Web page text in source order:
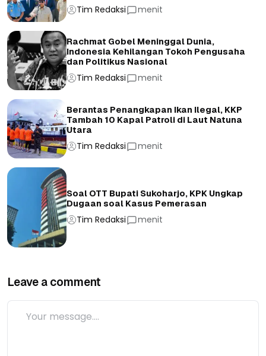
Tim Redaksi menit
Rachmat Gobel Meninggal Dunia,
Indonesia Kehilangan Tokoh Pengusaha
dan Politikus Nasional
Tim Redaksi menit
Berantas Penangkapan Ikan Ilegal, KKP
Tambah 10 Kapal Patroli di Laut Natuna
Utara
Tim Redaksi menit
Soal OTT Bupati Sukoharjo, KPK Ungkap
Dugaan soal Kasus Pemerasan
Tim Redaksi menit
Leave a comment